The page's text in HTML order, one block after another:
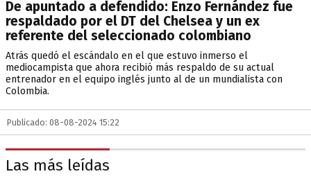
De apuntado a defendido: Enzo Fernández fue
respaldado por el DT del Chelsea y un ex
referente del seleccionado colombiano
Atrás quedó el escándalo en el que estuvo inmerso el
mediocampista que ahora recibió más respaldo de su actual
entrenador en el equipo inglés junto al de un mundialista con
Colombia.
Publicado: 08-08-2024 15:22
Las más leídas